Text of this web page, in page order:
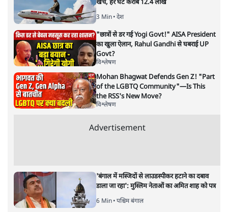
अगली खबर लोड हो रही है...
ताजा खबरें
पीएम मोदी की विदेश यात्राएंः 74.59 करोड़ रुपये
"छात्रों से डर गई Yogi Govt!" AISA President
का खुला ऐलान, Rahul Gandhi से घबराई UP
विश्लेषण